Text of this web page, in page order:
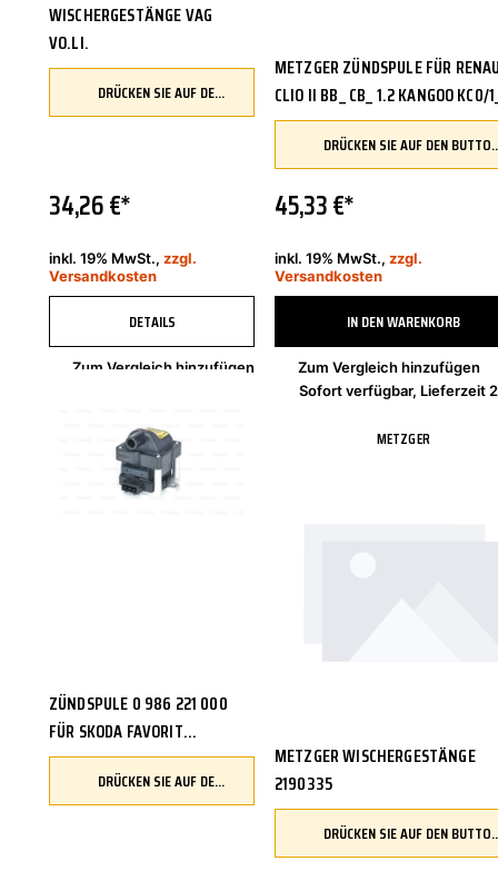
WISCHERGESTÄNGE VAG
VO.LI.
DRÜCKEN SIE AUF DEN BUTTON, UM IHR FAHRZEUG ZU ÜBERPRÜFEN UND SICHERZUSTELLEN, DASS DIESES TEIL KOMPATIBEL IST, BEVOR SIE ES BESTELLEN
34,26 €*
inkl. 19% MwSt., zzgl.
Versandkosten
DETAILS
Zum Vergleich hinzufügen
METZGER ZÜNDSPULE FÜR
CLIO II BB_ CB_ 1.2 KANGOO KC0/
C06_
DRÜCKEN SIE AUF DEN BUTTON, UM IHR FAHRZEUG ZU
45,33 €*
inkl. 19% MwSt., zzgl.
Versandkosten
IN DEN WARENKORB
Zum Vergleich hinzufügen
BOSCH
ZÜNDSPULE 0 986 221 000
FÜR SKODA FAVORIT
KASTEN/KOMBI 135GK
OCTAVIA I COMBI 1U5 6U1 SEAT
ALHAMBRA 7V8 7V9 INCA 6K9
DRÜCKEN SIE AUF DEN BUTTON, UM IHR FAHRZEUG ZU ÜBERPRÜFEN UND SICHERZUSTELLEN, DASS DIESES TEIL KOMPATIBEL IST, BEVOR SIE ES BESTELLEN
METZGER
METZGER WISCHERGESTÄNGE
2190335
DRÜCKEN SIE AUF DEN BUTTON, UM IHR FAHRZEUG ZU